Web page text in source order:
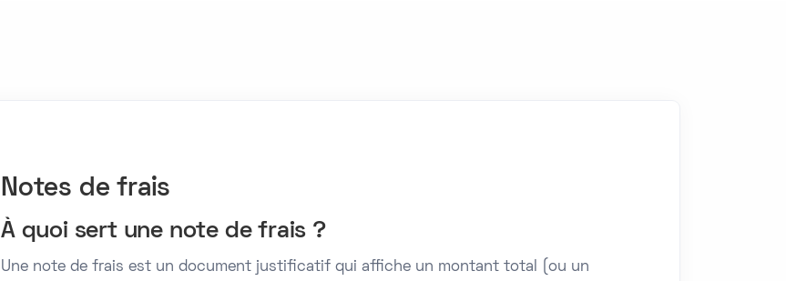
Notes de frais
À quoi sert une note de frais ?
Une note de frais est un document justificatif qui affiche un montant total (ou un